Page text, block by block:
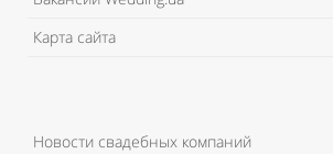
Карта сайта
Новости свадебных компаний